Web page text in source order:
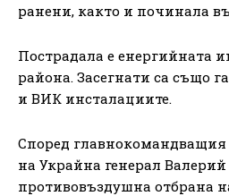
ранени, както и починала
Пострадала е енергийната
района. Засегнати са също
и ВИК инсталациите.
Според
на Украйна генерал
противовъздушна отбрана